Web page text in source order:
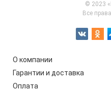
© 2023
Все
О компании
Гарантии и доставка
Оплата